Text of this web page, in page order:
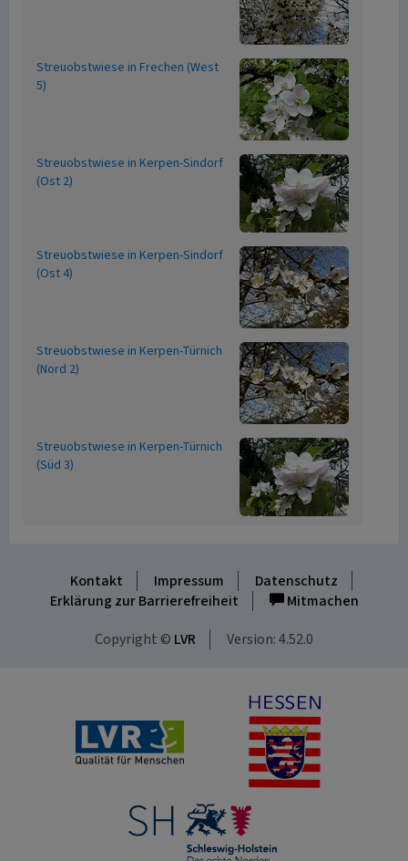
Streuobstwiese in Frechen (West
5)
Streuobstwiese in Kerpen-Sindorf
(Ost 2)
Streuobstwiese in Kerpen-Sindorf
(Ost 4)
Streuobstwiese in Kerpen-Türnich
(Nord 2)
Streuobstwiese in Kerpen-Türnich
(Süd 3)
Kontakt Impressum
Datenschutz
Erklärung zur Barrierefreiheit
Mitmachen
Copyright © LVR Version: 4.52.0